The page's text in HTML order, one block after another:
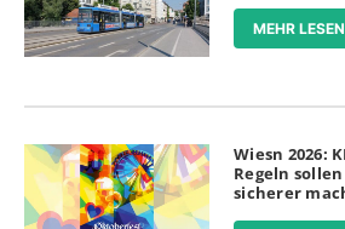
MEHR
Wiesn 2026:
Regeln
sicherer